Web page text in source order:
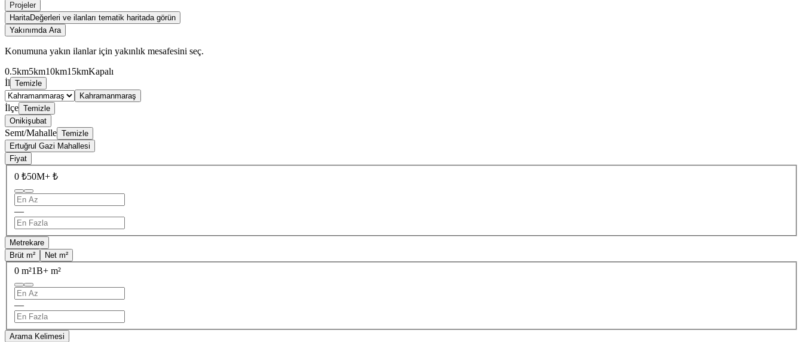
Projeler
HaritaDeğerleri ve ilanları tematik haritada görün
Yakınımda Ara
Konumuna yakın ilanlar için yakınlık mesafesini seç.
0.5km5km10km15kmKapalı
İl Temizle
Kahramanmaraş
İlçe Temizle
Onikişubat
Semt/Mahalle Temizle
Ertuğrul Gazi Mahallesi
Fiyat
0 ₺50M+ ₺
—
Metrekare
Brüt m²
Net m²
0 m²1B+ m²
—
Arama Kelimesi